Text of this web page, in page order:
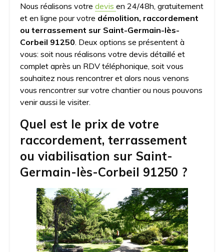
Nous réalisons votre devis en 24/48h, gratuitement
et en ligne pour votre démolition, raccordement
ou terrassement sur Saint-Germain-lès-
Corbeil 91250 . Deux options se présentent à
vous: soit nous réalisons votre devis détaillé et
complet après un RDV téléphonique, soit vous
souhaitez nous rencontrer et alors nous venons
vous rencontrer sur votre chantier ou nous pouvons
venir aussi le visiter.
Quel est le prix de votre
raccordement, terrassement
ou viabilisation sur Saint-
Germain-lès-Corbeil 91250 ?